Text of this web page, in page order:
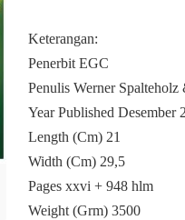
Keterangan:
Penerbit EGC
Penulis Werner
Year Published Desember
Length (Cm) 21
Width (Cm) 29,5
Pages xxvi + 948 hlm
Weight (Grm) 3500